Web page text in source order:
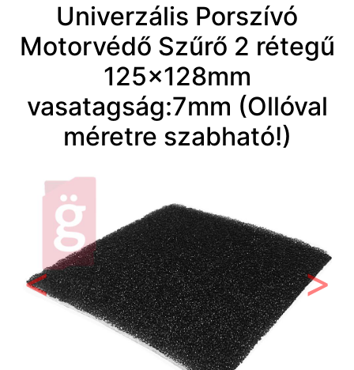
Univerzális Porszívó
Motorvédő Szűrő 2 rétegű
125x128mm
vasatagság:7mm (Ollóval
méretre szabható!)
Előző